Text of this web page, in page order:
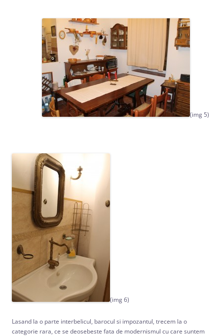
(img 5)
(img 6)
Lasand la o parte interbelicul, barocul si impozantul, trecem la o
categorie rara, ce se deosebeste fata de modernismul cu care suntem